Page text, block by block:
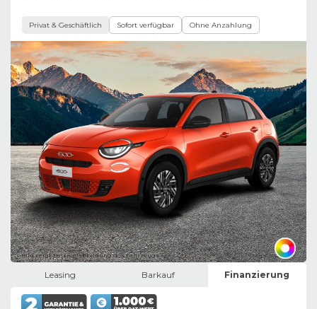
Privat & Geschäftlich Sofort verfügbar Ohne Anzahlung
Bild zeigt Beispielabbildung des Fahrzeugs
Leasing Barkauf Finanzierung